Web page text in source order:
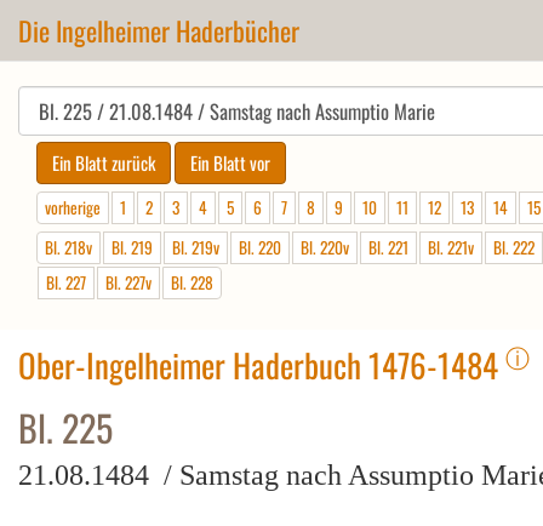
Die Ingelheimer Haderbücher
vorherige 1 2 3 4 5 6 7 8 9 10 11 12 13 14
15
Bl. 218v
Bl. 219 Bl. 219v Bl. 220 Bl. 220v Bl. 221 Bl. 221v
Bl. 222
Bl. 227
Bl. 227v Bl. 228
Ober-Ingelheimer Haderbuch 1476-1484 ⓘ
Bl. 225
21.08.1484 / Samstag nach Assumptio